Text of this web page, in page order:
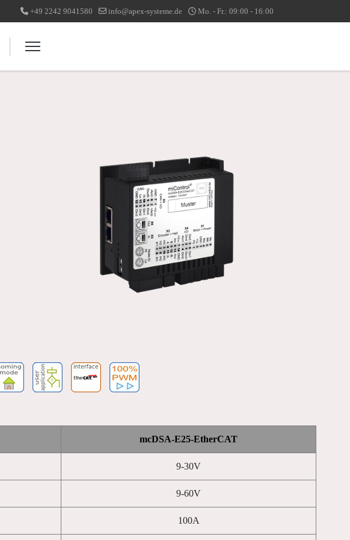
+49 2242 9041580 info@apex-systeme.de Mo. - Fr.: 09:00 - 16:00
mcDSA-E25-EtherCAT
9-30V
9-60V
100A